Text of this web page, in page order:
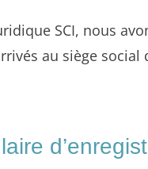
SCI, nous
au siège